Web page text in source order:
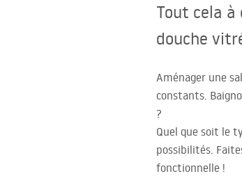
Baignoires, pare-baignoires
Robinets de salle de bain
Accessoires et meubles de salle de
Tout cela à
douche
Aménager une
constants.
?
Quel que soit le
possibilités.
fonctionnelle !